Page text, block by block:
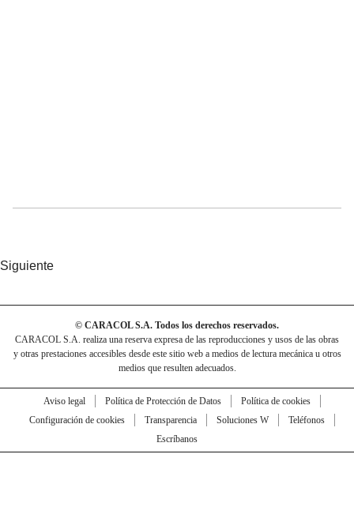
Siguiente
© CARACOL S.A. Todos los derechos reservados.
CARACOL S.A. realiza una reserva expresa de las reproducciones y usos de las obras
y otras prestaciones accesibles desde este sitio web a medios de lectura mecánica u otros
medios que resulten adecuados.
Aviso legal Política de Protección de Datos
Política de cookies
Configuración de cookies
Transparencia Soluciones W
Teléfonos
Escríbanos